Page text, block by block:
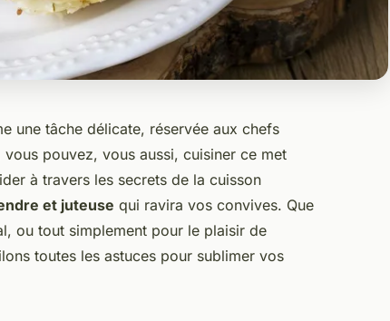
une tâche délicate, réservée aux chefs
pouvez, vous aussi, cuisiner ce met
à travers les secrets de la cuisson
et juteuse qui ravira vos convives. Que
ou tout simplement pour le plaisir de
toutes les astuces pour sublimer vos